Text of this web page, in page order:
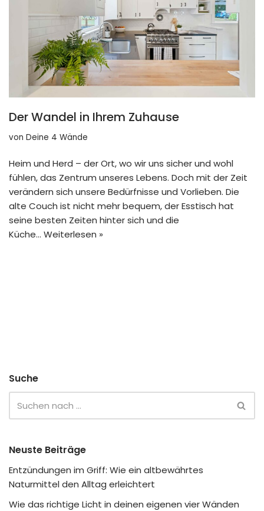
Der Wandel in Ihrem Zuhause
von Deine 4 Wände
Heim und Herd – der Ort, wo wir uns sicher und wohl
fühlen, das Zentrum unseres Lebens. Doch mit der Zeit
verändern sich unsere Bedürfnisse und Vorlieben. Die
alte Couch ist nicht mehr bequem, der Esstisch hat
seine besten Zeiten hinter sich und die
Küche… Weiterlesen »
Suche
Neuste Beiträge
Entzündungen im Griff: Wie ein altbewährtes
Naturmittel den Alltag erleichtert
Wie das richtige Licht in deinen eigenen vier Wänden